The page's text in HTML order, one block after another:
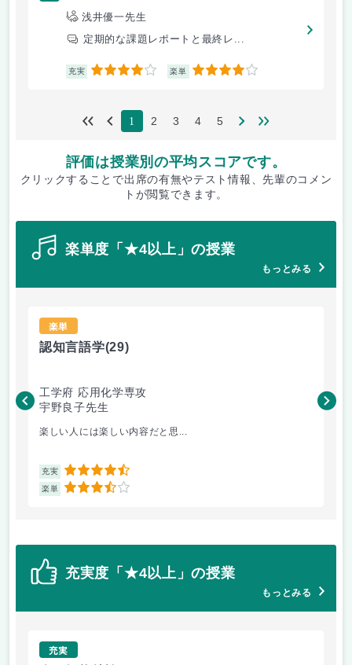
浅井優一先生
定期的な課題レポートと最終レ...
充実 4 楽単 4
1 2 3 4 5
評価は授業別の平均スコアです。
クリックすることで出席の有無やテスト情報、先輩のコメン
トが閲覧できます。
楽単度「★4以上」の授業
もっとみる
楽単
認知言語学(29)
工学府 応用化学専攻
宇野良子先生
楽しい人には楽しい内容だと思...
充実 4.5
楽単 3.5
藤
充実度「★4以上」の授業
もっとみる
充実